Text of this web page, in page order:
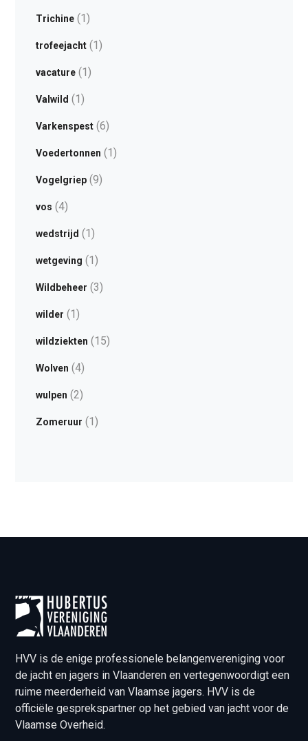
Trichine(1)
trofeejacht(1)
vacature(1)
Valwild (1)
Varkenspest(6)
Voedertonnen (1)
Vogelgriep(9)
vos (4)
wedstrijd (1)
wetgeving (1)
Wildbeheer (3)
wilder (1)
wildziekten (15)
Wolven (4)
wulpen (2)
Zomeruur (1)
HVV is de enige professionele belangenvereniging voor
de jacht en jagers in Vlaanderen en vertegenwoordigt een
ruime meerderheid van Vlaamse jagers. HVV is de
officiële gesprekspartner op het gebied van jacht voor de
Vlaamse Overheid.